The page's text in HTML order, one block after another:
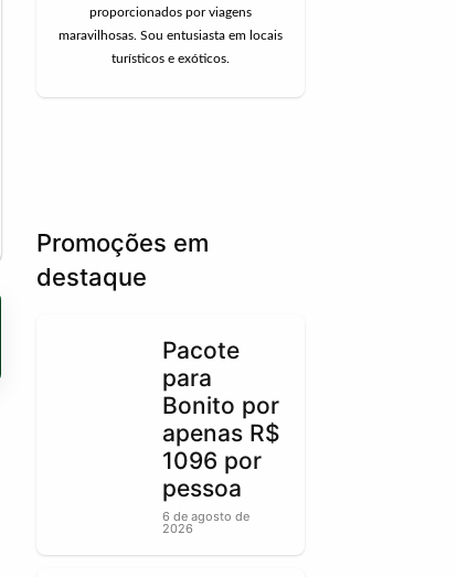
proporcionados por viagens
maravilhosas. Sou entusiasta em locais
turísticos e exóticos.
Promoções em
destaque
Pacote
para
Bonito por
apenas R$
1096 por
pessoa
6 de agosto de
2026